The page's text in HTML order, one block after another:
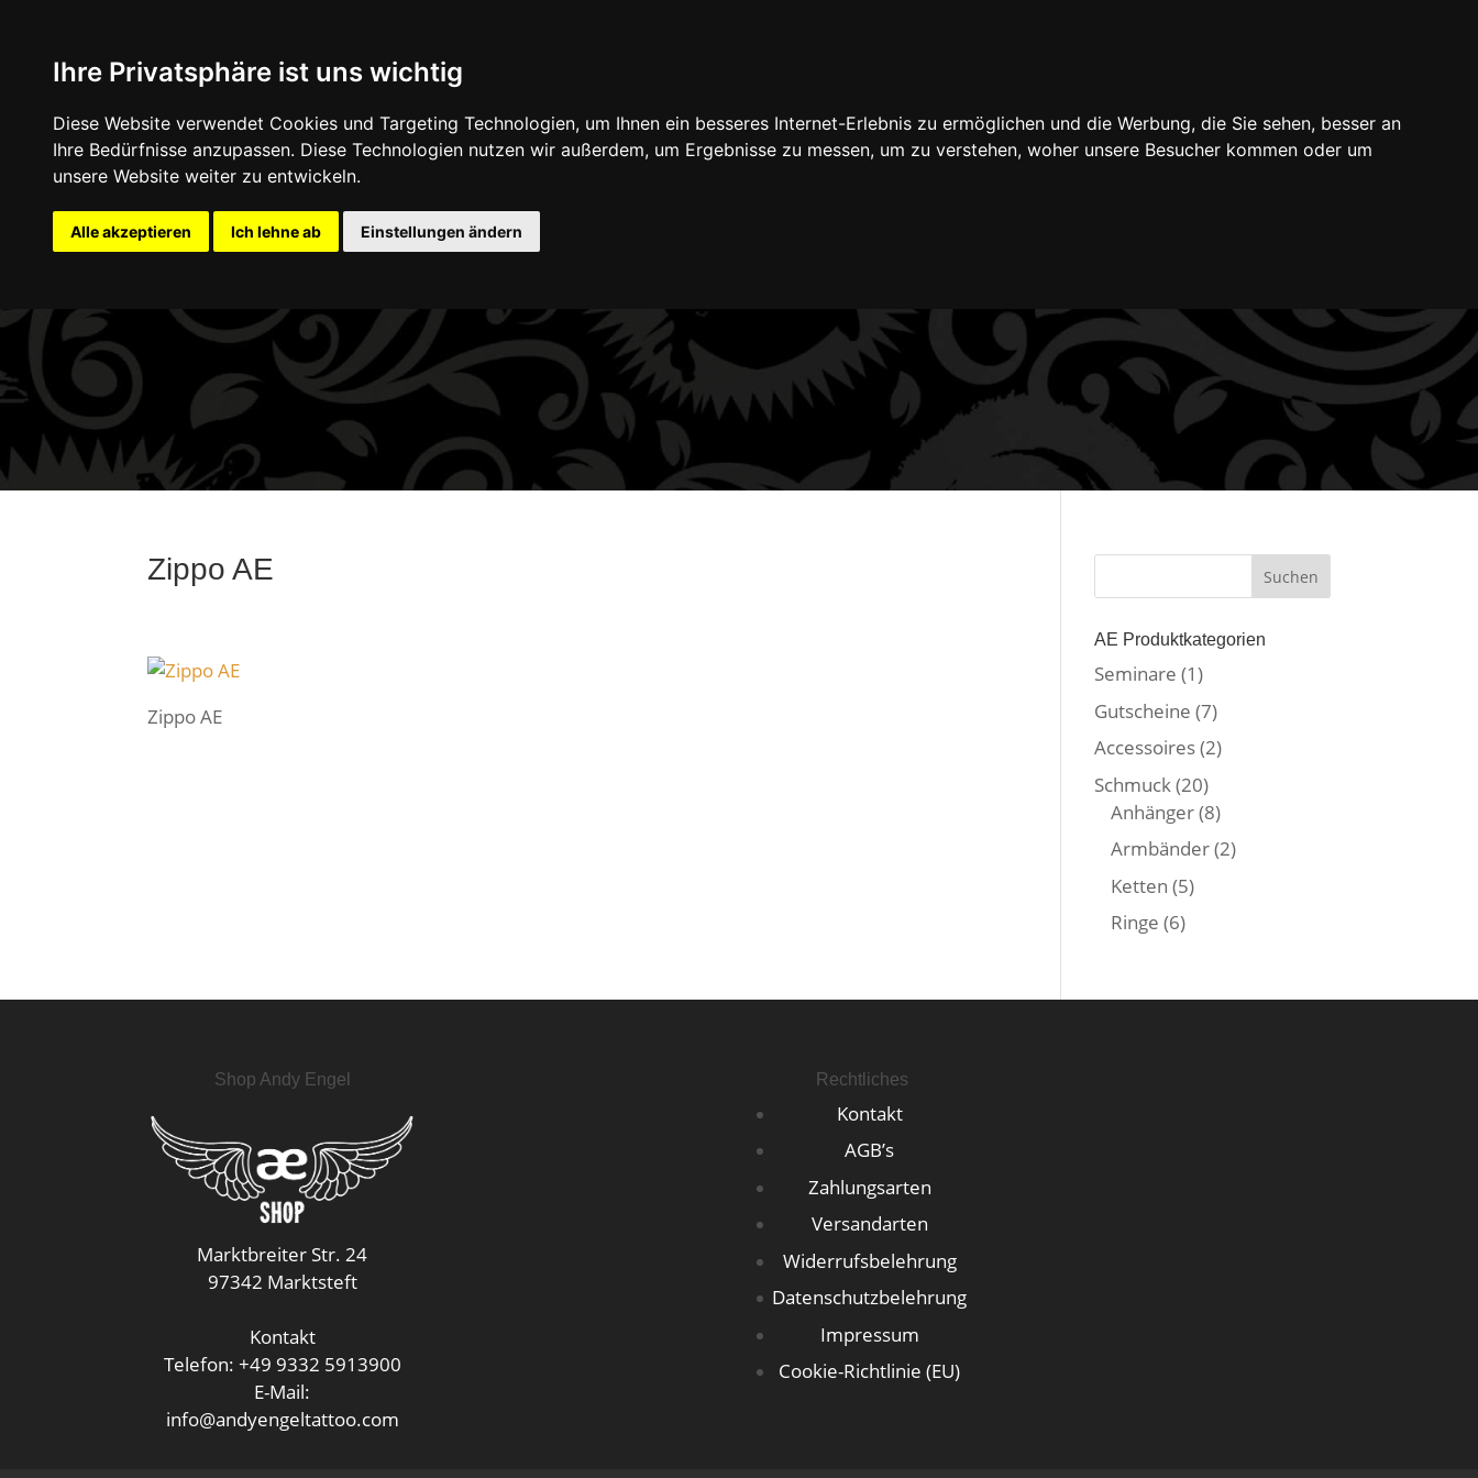
Ihre Privatsphäre ist uns wichtig
Diese Website verwendet Cookies und Targeting Technologien, um Ihnen ein besseres Internet-Erlebnis zu ermöglichen und die Werbung, die Sie sehen, besser an
Ihre Bedürfnisse anzupassen. Diese Technologien nutzen wir außerdem, um Ergebnisse zu messen, um zu verstehen, woher unsere Besucher kommen oder um
unsere Website weiter zu entwickeln.
Alle akzeptieren Ich lehne ab Einstellungen ändern
Home Schmuck Accessoires Gutscheine Seminare Farben & Zubehör für medizinisch notwendige Tätowierungen
Zippo AE
Zippo AE
AE Produktkategorien
Seminare (1)
Gutscheine (7)
Accessoires(2)
Schmuck (20)
Anhänger(8)
Armbänder(2)
Ketten (5)
Ringe (6)
Shop Andy Engel
Marktbreiter Str. 24
97342 Marktsteft
Kontakt
Telefon: +49 9332 5913900
E-Mail:
info@andyengeltattoo.com
Rechtliches
Kontakt
AGB’s
Zahlungsarten
Versandarten
Widerrufsbelehrung
Datenschutzbelehrung
Impressum
Cookie-Richtlinie (EU)